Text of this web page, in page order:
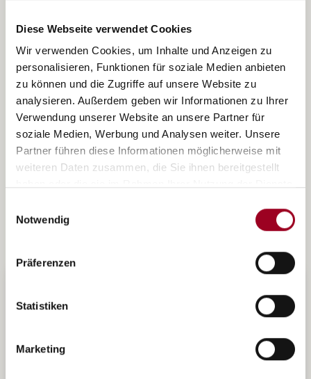
Diese Webseite verwendet Cookies
Wir verwenden Cookies, um Inhalte und Anzeigen zu
personalisieren, Funktionen für soziale Medien anbieten
zu können und die Zugriffe auf unsere Website zu
analysieren. Außerdem geben wir Informationen zu Ihrer
Verwendung unserer Website an unsere Partner für
soziale Medien, Werbung und Analysen weiter. Unsere
Partner führen diese Informationen möglicherweise mit
weiteren Daten zusammen, die Sie ihnen bereitgestellt
Notwendig
Präferenzen
Statistiken
Marketing
Großbauteilen
weiterlesen